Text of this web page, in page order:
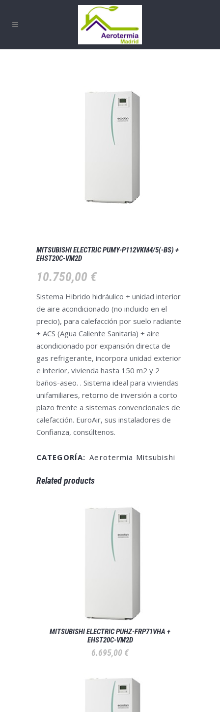
MITSUBISHI ELECTRIC PUMY-P112VKM4/5(-BS) +
EHST20C-VM2D
10.750,00 €
Sistema Hibrido hidráulico + unidad interior
de aire acondicionado (no incluido en el
precio), para calefacción por suelo radiante
+ ACS (Agua Caliente Sanitaria) + aire
acondicionado por expansión directa de
gas refrigerante, incorpora unidad exterior
e interior, vivienda hasta 150 m2 y 2
baños-aseo. . Sistema ideal para viviendas
unifamiliares, retorno de inversión a corto
plazo frente a sistemas convencionales de
calefacción. EuroAir, sus instaladores de
Confianza, consúltenos.
CATEGORÍA: Aerotermia Mitsubishi
Related products
MITSUBISHI ELECTRIC PUHZ-FRP71VHA +
EHST20C-VM2D
6.695,00 €